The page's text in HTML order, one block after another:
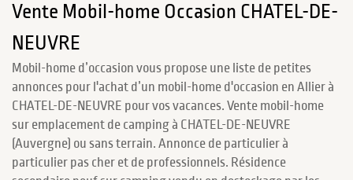
Vente Mobil-home Occasion CHATEL-DE-
NEUVRE
Mobil-home d’occasion vous propose une liste de petites
annonces pour l'achat d’un mobil-home d'occasion en Allier à
CHATEL-DE-NEUVRE pour vos vacances. Vente mobil-home
sur emplacement de camping à CHATEL-DE-NEUVRE
(Auvergne) ou sans terrain. Annonce de particulier à
particulier pas cher et de professionnels. Résidence